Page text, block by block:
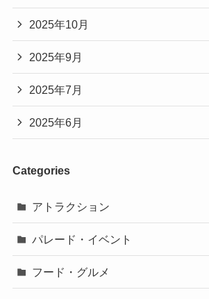
2025年10月
2025年9月
2025年7月
2025年6月
Categories
アトラクション
パレード・イベント
フード・グルメ